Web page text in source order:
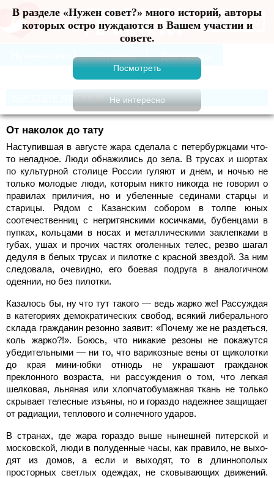
В разделе «Нужен совет?» много историй, авторы
которых остро нуждаются в Вашем участии и
совете.
Меню
Как стать красивой
От наколок до тату
Наступившая в августе жара сделала с петербуржцами что-
то неладное. Люди обнажились до зела. В трусах и шортах
по культурной столице России гу­ляют и днем, и ночью не
только молодые люди, которым ник­то никогда не говорил о
пра­вилах приличия, но и убелен­ные сединами старцы и
стари­цы. Рядом с Казанским собором в толпе юных
соотечествен­ниц с негритянскими косичка­ми, бубенцами в
пупках, коль­цами в носах и металлическими заклепками в
губах, ушах и прочих частях оголенных те­лес, резво шагал
дедуля в бе­лых трусах и пилотке с красной звездой. За ним
следовала, очевидно, его боевая подруга в аналогичном
одеянии, но без пилотки.
Казалось бы, ну что тут тако­го — ведь жарко же! Рассуждая
в категориях демократических свобод, всякий либерального
склада гражданин резонно за­явит: «Почему же не раздеться,
коль жарко?!». Боюсь, что ника­кие резоны не покажутся
убедительными — ни то, что вари­козные вены от щиколотки
до края мини-юбки отнюдь не ук­рашают гражданок
преклонного возраста, ни рассуждения о том, что легкая
шелковая, льняная или хлопчатобумажная ткань не только
скрывает телесные изъяны, но и гораздо надежнее защищает
от радиации, теплового и солнечного ударов.
В странах, где жара гораз­до выше нынешней питерской и
московской, люди в полуден­ные часы, как правило, не выхо­
дят из домов, а если и выходят, то в длиннополых
просторных светлых одеждах, не сковываю­щих движений.